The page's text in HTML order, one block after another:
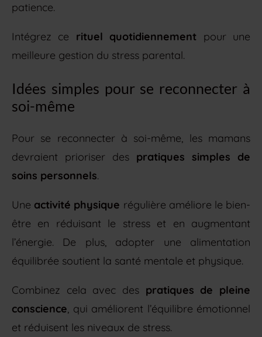
patience.
Intégrez ce rituel quotidiennement pour une
meilleure gestion du stress parental.
Idées simples pour se reconnecter à
soi-même
Pour se reconnecter à soi-même, les mamans
devraient prioriser des pratiques simples de
soins personnels.
Une activité physique régulière améliore le bien-
être en réduisant le stress et en augmentant
l’énergie. De plus, adopter une alimentation
équilibrée soutient la santé mentale et physique.
Combinez cela avec des pratiques de pleine
conscience, qui améliorent l’équilibre émotionnel
et réduisent les niveaux de stress.